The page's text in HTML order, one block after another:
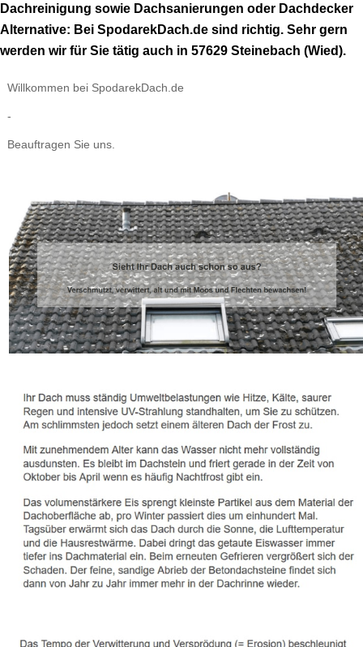
Dachreinigung sowie Dachsanierungen oder Dachdecker
Alternative: Bei SpodarekDach.de sind richtig. Sehr gern
werden wir für Sie tätig auch in 57629 Steinebach (Wied).
Willkommen bei SpodarekDach.de
-
Beauftragen Sie uns.